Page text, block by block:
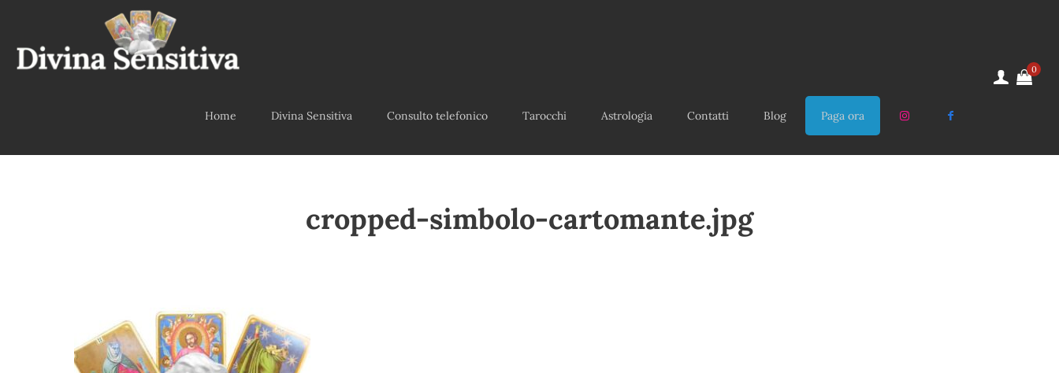
Home Divina Sensitiva Consulto telefonico Tarocchi Astrologia Contatti Blog Paga ora
0
cropped-simbolo-cartomante.jpg